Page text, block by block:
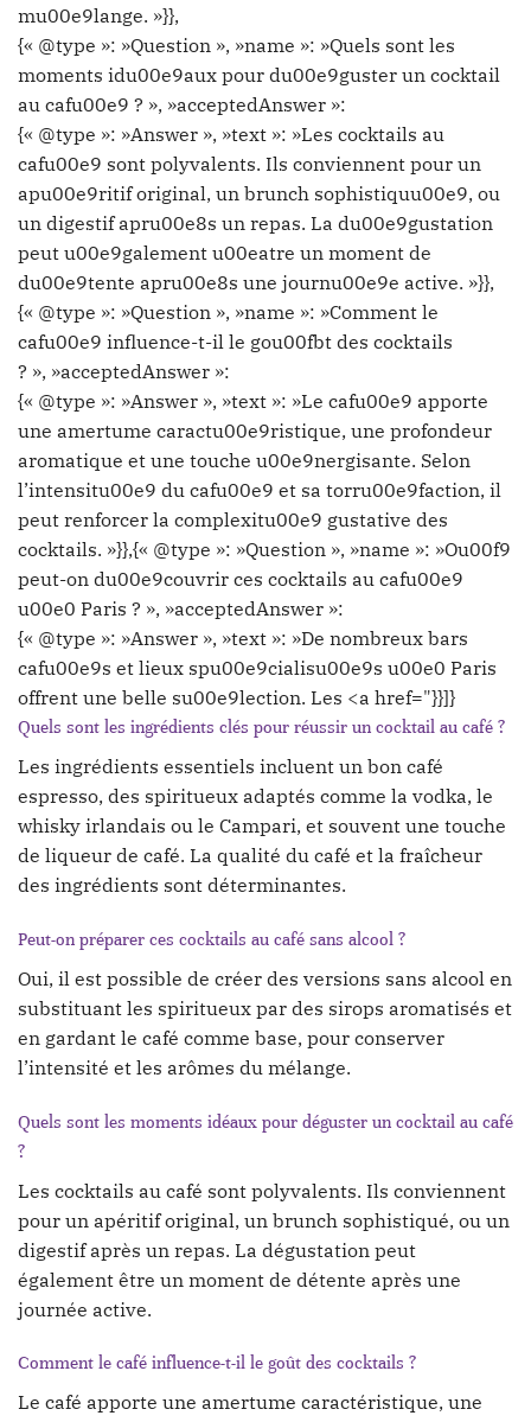
mu00e9lange. »}},
{« @type »: »Question », »name »: »Quels sont les
moments idu00e9aux pour du00e9guster un cocktail
au cafu00e9 ? », »acceptedAnswer »:
{« @type »: »Answer », »text »: »Les cocktails au
cafu00e9 sont polyvalents. Ils conviennent pour un
apu00e9ritif original, un brunch sophistiquu00e9, ou
un digestif apru00e8s un repas. La du00e9gustation
peut u00e9galement u00eatre un moment de
du00e9tente apru00e8s une journu00e9e active. »}},
{« @type »: »Question », »name »: »Comment le
cafu00e9 influence-t-il le gou00fbt des cocktails
? », »acceptedAnswer »:
{« @type »: »Answer », »text »: »Le cafu00e9 apporte
une amertume caractu00e9ristique, une profondeur
aromatique et une touche u00e9nergisante. Selon
l’intensitu00e9 du cafu00e9 et sa torru00e9faction, il
peut renforcer la complexitu00e9 gustative des
cocktails. »}},{« @type »: »Question », »name »: »Ou00f9
peut-on du00e9couvrir ces cocktails au cafu00e9
u00e0 Paris ? », »acceptedAnswer »:
{« @type »: »Answer », »text »: »De nombreux bars
cafu00e9s et lieux spu00e9cialisu00e9s u00e0 Paris
offrent une belle su00e9lection. Les <a href="}}]}
Quels sont les ingrédients clés pour réussir un cocktail au café ?
Les ingrédients essentiels incluent un bon café
espresso, des spiritueux adaptés comme la vodka, le
whisky irlandais ou le Campari, et souvent une touche
de liqueur de café. La qualité du café et la fraîcheur
des ingrédients sont déterminantes.
Peut-on préparer ces cocktails au café sans alcool ?
Oui, il est possible de créer des versions sans alcool en
substituant les spiritueux par des sirops aromatisés et
en gardant le café comme base, pour conserver
l’intensité et les arômes du mélange.
Quels sont les moments idéaux pour déguster un cocktail au café
?
Les cocktails au café sont polyvalents. Ils conviennent
pour un apéritif original, un brunch sophistiqué, ou un
digestif après un repas. La dégustation peut
également être un moment de détente après une
journée active.
Comment le café influence-t-il le goût des cocktails ?
Le café apporte une amertume caractéristique, une